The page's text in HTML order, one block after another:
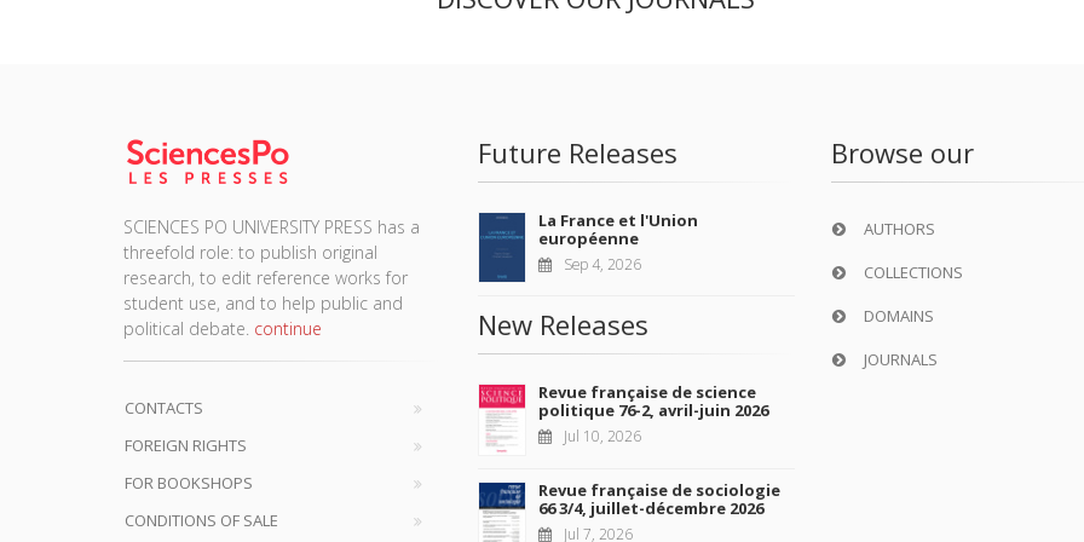
SCIENCES PO UNIVERSITY PRESS has a
threefold role: to publish original
research, to edit reference works for
CONTACTS
FOREIGN RIGHTS
FOR BOOKSHOPS
La France et l'Union
Revue française de science
Jul 10, 2026
Revue française de sociologie
AUTHORS
COLLECTIONS
DOMAINS